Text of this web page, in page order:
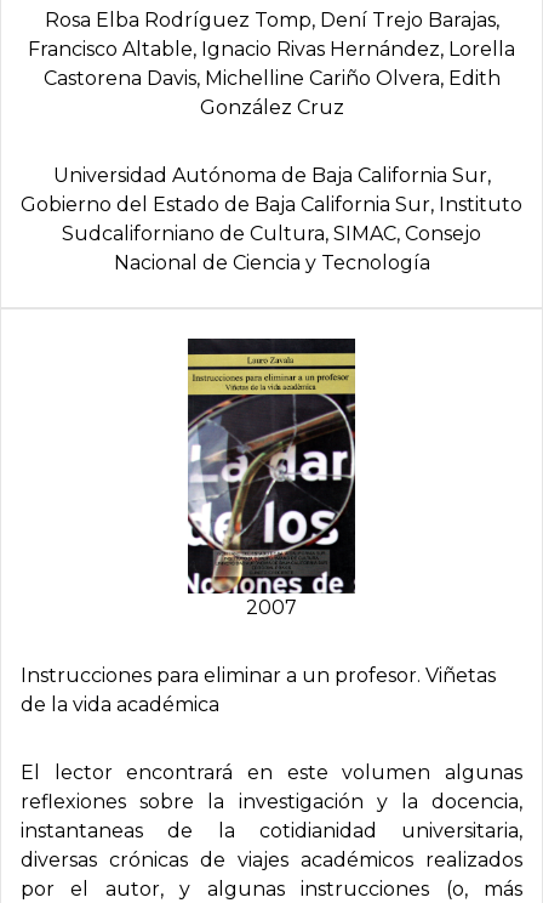
Rosa Elba Rodrí­guez Tomp, Dení­ Trejo Barajas,
Francisco Altable, Ignacio Rivas Hernández, Lorella
Castorena Davis, Michelline Cariño Olvera, Edith
González Cruz
Universidad Autónoma de Baja California Sur,
Gobierno del Estado de Baja California Sur, Instituto
Sudcaliforniano de Cultura, SIMAC, Consejo
Nacional de Ciencia y Tecnologí­a
2007
Instrucciones para eliminar a un profesor. Viñetas
de la vida académica
El lector encontrará en este volumen algunas
reflexiones sobre la investigación y la docencia,
instantaneas de la cotidianidad universitaria,
diversas crónicas de viajes académicos realizados
por el autor, y algunas instrucciones (o, más